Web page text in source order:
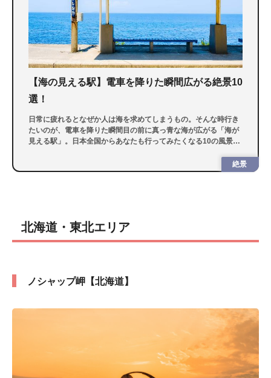
【海の見える駅】電車を降りた瞬間広がる絶景10
選！
日常に疲れるとなぜか人は海を求めてしまうもの。そんな時行き
たいのが、電車を降りた瞬間目の前に真っ青な海が広がる「海が
見える駅」。日本全国からあなたも行ってみたくなる10の風景を
絶景
北海道・東北エリア
ノシャップ岬【北海道】